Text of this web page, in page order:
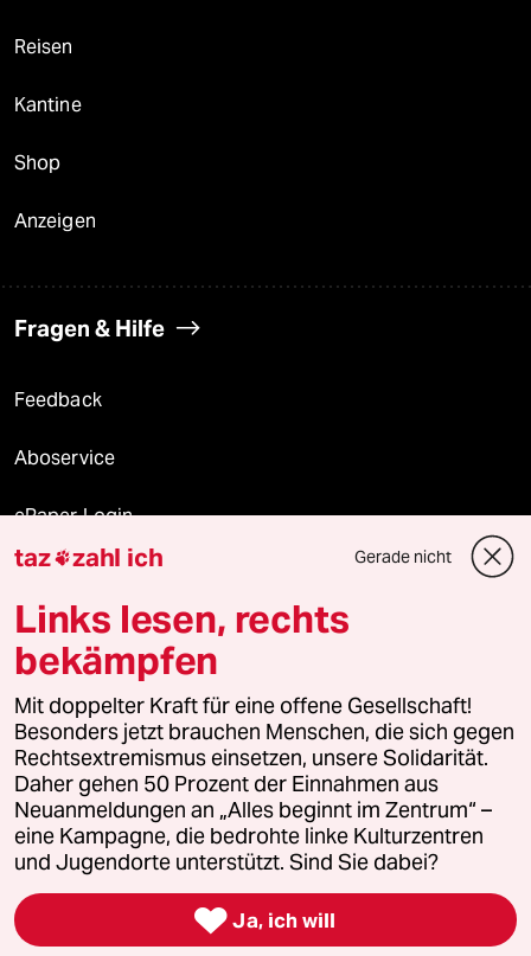
Reisen
Kantine
Shop
Anzeigen
Fragen & Hilfe
Feedback
Aboservice
ePaper Login
Downloads für Abonnierende
© 2026 taz Verlags und Vertriebs GmbH
Alle Rechte vorbehalten. Bei rechtlichen Fragen oder für Genehmigungen
wenden Sie sich bitte an
lizenzen@taz.de
Feedback Redaktionsstatut Kommune-Richtlinien
Leitlinie Informant Datenschutz Impressum AGB
Seitenwende Einwilligungen widerrufen (Ads)
taz zahl ich Gerade nicht
Links lesen, rechts
bekämpfen
Mit doppelter Kraft für eine offene Gesellschaft!
Besonders jetzt brauchen Menschen, die sich gegen
Rechtsextremismus einsetzen, unsere Solidarität.
Daher gehen 50 Prozent der Einnahmen aus
Neuanmeldungen an „Alles beginnt im Zentrum“ –
eine Kampagne, die bedrohte linke Kulturzentren
und Jugendorte unterstützt. Sind Sie dabei?
 Ja, ich will